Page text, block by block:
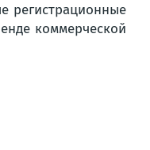
регистрационные
коммерческой